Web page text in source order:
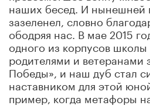
наших бесед. И нынешней
зазеленел, словно
ободряя нас. В мае 2015
одного из корпусов
родителями и ветеранами
Победы», и наш дуб стал
наставником для этой
пример, когда метафоры